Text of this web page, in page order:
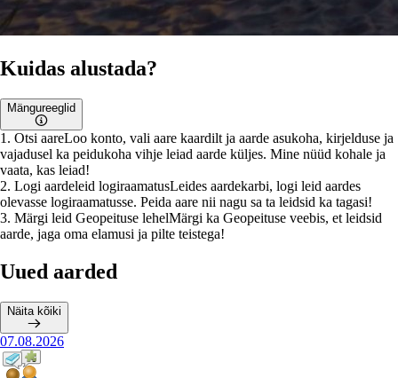
Kuidas alustada?
Mängureeglid
1 . Otsi aareLoo konto, vali aare kaardilt ja aarde asukoha, kirjelduse ja
vajadusel ka peidukoha vihje leiad aarde küljes. Mine nüüd kohale ja
vaata, kas leiad!
2. Logi aardeleid logiraamatusLeides aardekarbi, logi leid aardes
olevasse logiraamatusse. Peida aare nii nagu sa ta leidsid ka tagasi!
3. Märgi leid Geopeituse lehelMärgi ka Geopeituse veebis, et leidsid
aarde, jaga oma elamusi ja pilte teistega!
Uued aarded
Näita kõiki
07.08.2026